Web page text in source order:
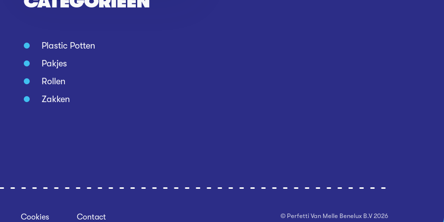
Plastic Potten
Pakjes
Rollen
Zakken
Cookies Contact © Perfetti Van Melle Benelux B.V2026